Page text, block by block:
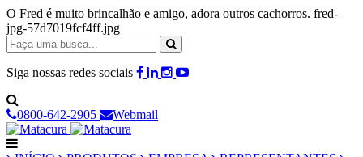
O Fred é muito brincalhão e amigo, adora outros cachorros. fred-
jpg-57d7019fcf4ff.jpg
Siga nossas redes sociais
0800-642-2905 Webmail